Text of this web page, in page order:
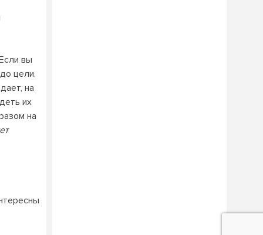
вы
цели.
на
их
на